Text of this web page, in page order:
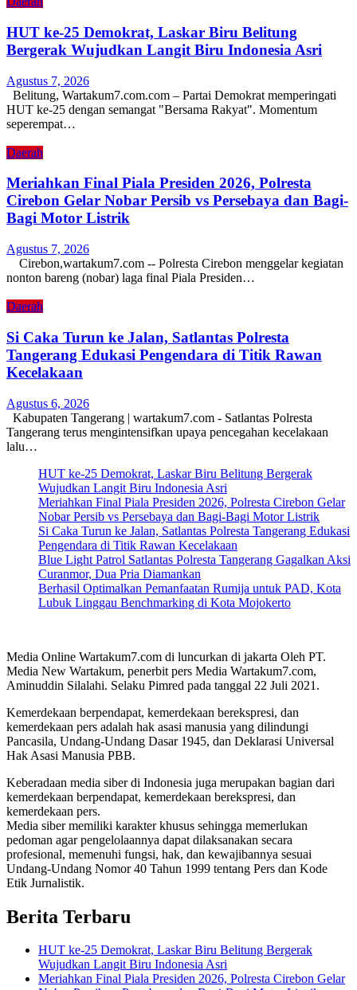
HUT ke-25 Demokrat, Laskar Biru Belitung
Bergerak Wujudkan Langit Biru Indonesia Asri
Agustus 7, 2026
Belitung, Wartakum7.com.com – Partai Demokrat memperingati
HUT ke-25 dengan semangat "Bersama Rakyat". Momentum
seperempat…
Daerah
Meriahkan Final Piala Presiden 2026, Polresta
Cirebon Gelar Nobar Persib vs Persebaya dan Bagi-
Bagi Motor Listrik
Agustus 7, 2026
Cirebon,wartakum7.com -- Polresta Cirebon menggelar kegiatan
nonton bareng (nobar) laga final Piala Presiden…
Daerah
Si Caka Turun ke Jalan, Satlantas Polresta
Tangerang Edukasi Pengendara di Titik Rawan
Kecelakaan
Agustus 6, 2026
Kabupaten Tangerang | wartakum7.com - Satlantas Polresta
Tangerang terus mengintensifkan upaya pencegahan kecelakaan
lalu…
HUT ke-25 Demokrat, Laskar Biru Belitung Bergerak
Wujudkan Langit Biru Indonesia Asri
Meriahkan Final Piala Presiden 2026, Polresta Cirebon Gelar
Nobar Persib vs Persebaya dan Bagi-Bagi Motor Listrik
Si Caka Turun ke Jalan, Satlantas Polresta Tangerang Edukasi
Pengendara di Titik Rawan Kecelakaan
Blue Light Patrol Satlantas Polresta Tangerang Gagalkan Aksi
Curanmor, Dua Pria Diamankan
Berhasil Optimalkan Pemanfaatan Rumija untuk PAD, Kota
Lubuk Linggau Benchmarking di Kota Mojokerto
Media Online Wartakum7.com di luncurkan di jakarta Oleh PT.
Media New Wartakum, penerbit pers Media Wartakum7.com,
Aminuddin Silalahi. Selaku Pimred pada tanggal 22 Juli 2021.
Kemerdekaan berpendapat, kemerdekaan berekspresi, dan
kemerdekaan pers adalah hak asasi manusia yang dilindungi
Pancasila, Undang-Undang Dasar 1945, dan Deklarasi Universal
Hak Asasi Manusia PBB.
Keberadaan media siber di Indonesia juga merupakan bagian dari
kemerdekaan berpendapat, kemerdekaan berekspresi, dan
kemerdekaan pers.
Media siber memiliki karakter khusus sehingga memerlukan
pedoman agar pengelolaannya dapat dilaksanakan secara
profesional, memenuhi fungsi, hak, dan kewajibannya sesuai
Undang-Undang Nomor 40 Tahun 1999 tentang Pers dan Kode
Etik Jurnalistik.
Berita Terbaru
HUT ke-25 Demokrat, Laskar Biru Belitung Bergerak
Wujudkan Langit Biru Indonesia Asri
Meriahkan Final Piala Presiden 2026, Polresta Cirebon Gelar